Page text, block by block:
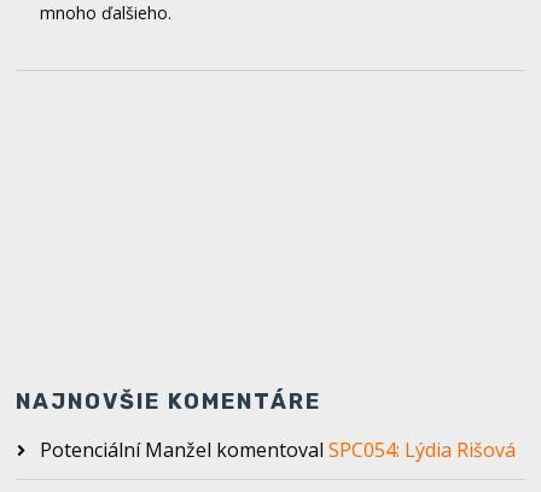
NAJNOVŠIE KOMENTÁRE
Potenciální Manžel komentovalSPC054: Lýdia Rišová